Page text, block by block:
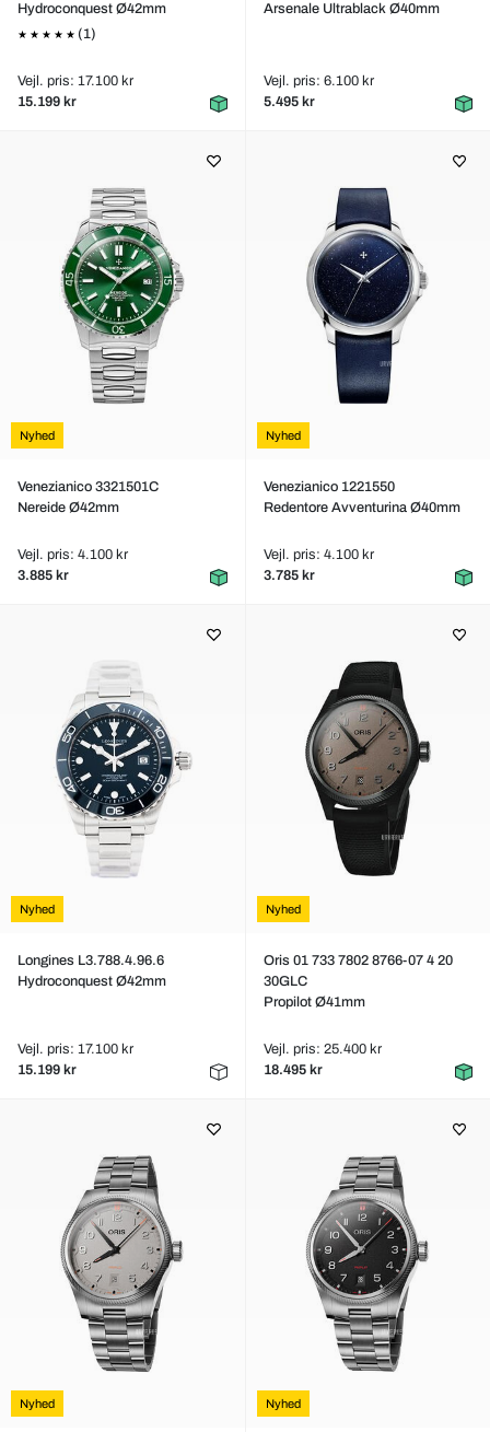
Hydroconquest Ø42mm
(1)
Vejl. pris: 17.100 kr
15.199 kr
Arsenale Ultrablack Ø40mm
Vejl. pris: 6.100 kr
5.495 kr
Nyhed
Venezianico 3321501C
Nereide Ø42mm
Vejl. pris: 4.100 kr
3.885 kr
Nyhed
Venezianico 1221550
Redentore Avventurina Ø40mm
Vejl. pris: 4.100 kr
3.785 kr
Nyhed
Longines L3.788.4.96.6
Hydroconquest Ø42mm
Vejl. pris: 17.100 kr
15.199 kr
Nyhed
Oris 01 733 7802 8766-07 4 20
30GLC
Propilot Ø41mm
Vejl. pris: 25.400 kr
18.495 kr
Nyhed Nyhed